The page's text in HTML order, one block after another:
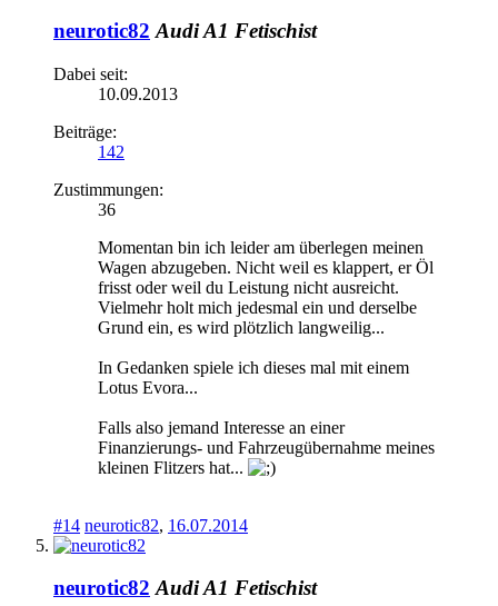
neurotic82 Audi A1 Fetischist
Dabei seit:
10.09.2013
Beiträge:
142
Zustimmungen:
36
Momentan bin ich leider am überlegen meinen
Wagen abzugeben. Nicht weil es klappert, er Öl
frisst oder weil du Leistung nicht ausreicht.
Vielmehr holt mich jedesmal ein und derselbe
Grund ein, es wird plötzlich langweilig...
In Gedanken spiele ich dieses mal mit einem
Lotus Evora...
Falls also jemand Interesse an einer
Finanzierungs- und Fahrzeugübernahme meines
kleinen Flitzers hat...
#14 neurotic82, 16.07.2014
neurotic82 Audi A1 Fetischist